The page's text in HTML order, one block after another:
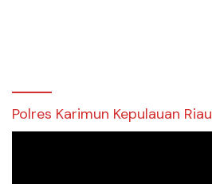
Polres Karimun Kepulauan Riau